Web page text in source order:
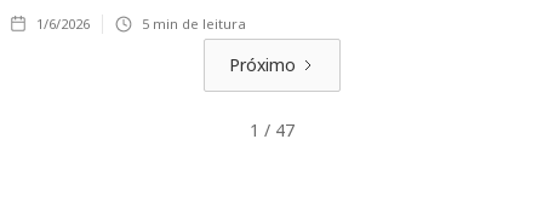
1/6/2026 5 min de leitura
Próximo
1 / 47